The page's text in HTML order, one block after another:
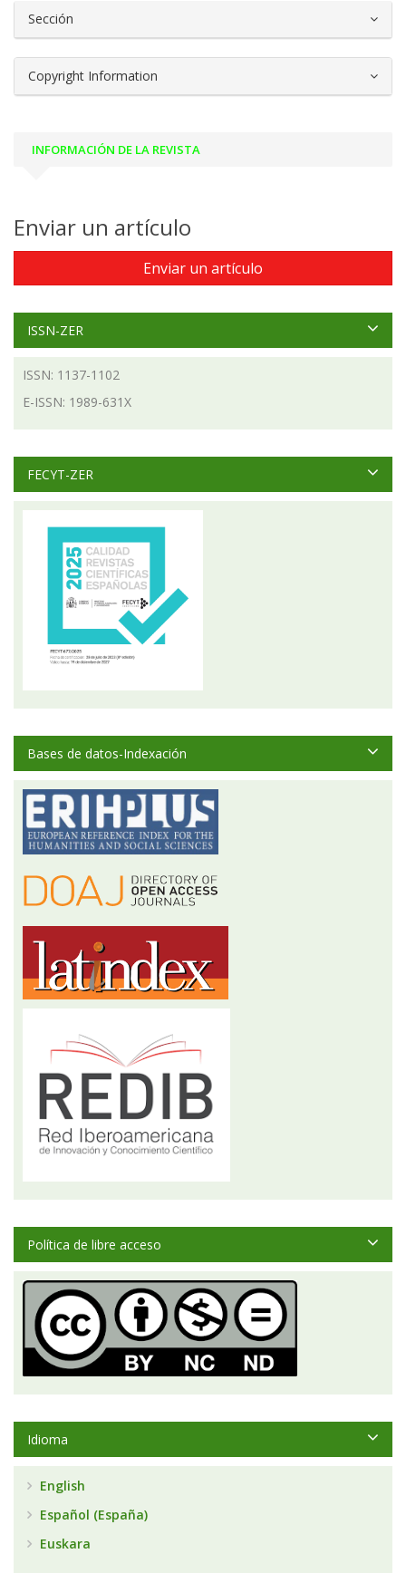
Sección
Copyright Information
INFORMACIÓN DE LA REVISTA
Enviar un artículo
Enviar un artículo
ISSN-ZER
ISSN: 1137-1102
E-ISSN: 1989-631X
FECYT-ZER
Bases de datos-Indexación
Política de libre acceso
Idioma
English
Español (España)
Euskara